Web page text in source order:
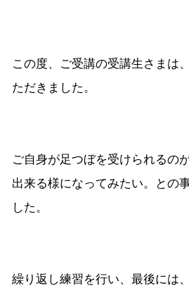
この度、ご受講の受講生さまは
ただきました。
ご自身が足つぼを受けられるの
出来る様になってみたい。との
した。
繰り返し練習を行い、最後には